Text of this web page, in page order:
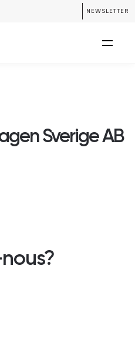
NEWSLETTER
Sverige AB